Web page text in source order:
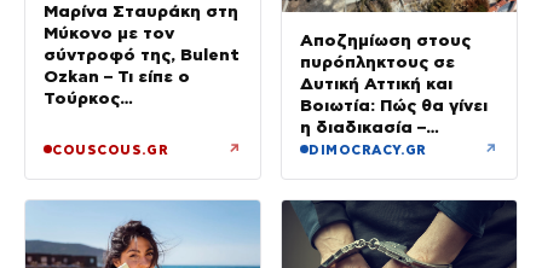
Μαρίνα Σταυράκη στη
Μύκονο με τον
σύντροφό της, Bulent
Ozkan – Τι είπε ο
Τούρκος
κάμερα
COUSCOUS.GR ↗
Αποζημίωση στους
πυρόπληκτους σε
Δυτική Αττική και
Βοιωτία: Πώς θα γίνει
η διαδικασία –
Ξεκινούν τη Δευτέρα
DIMOCRACY.GR ↗